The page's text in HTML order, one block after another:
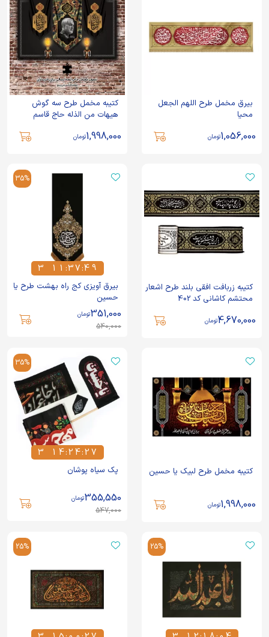
بیرق مخمل طرح اللهم الجعل
محیا
1,056,000تومان
کتیبه مخمل طرح سه گوش
هیهات من الذله حاج قاسم
1,998,000تومان
کتیبه زربافت افقی بلند طرح اشعار
محتشم کاشانی کد 402
4,670,000تومان
35%
3
3
1
1
1
1
:3
3
7
7
:4
4
9
9
بیرق آویزی کج راه بهشت طرح یا
حسین
540,000
351,000تومان
کتیبه مخمل طرح لبیک یا حسین
1,998,000تومان
35%
3
3
1
1
4
4
:2
2
4
4
:2
2
7
7
پک سیاه پوشان
547,000
355,550تومان
25%
25%